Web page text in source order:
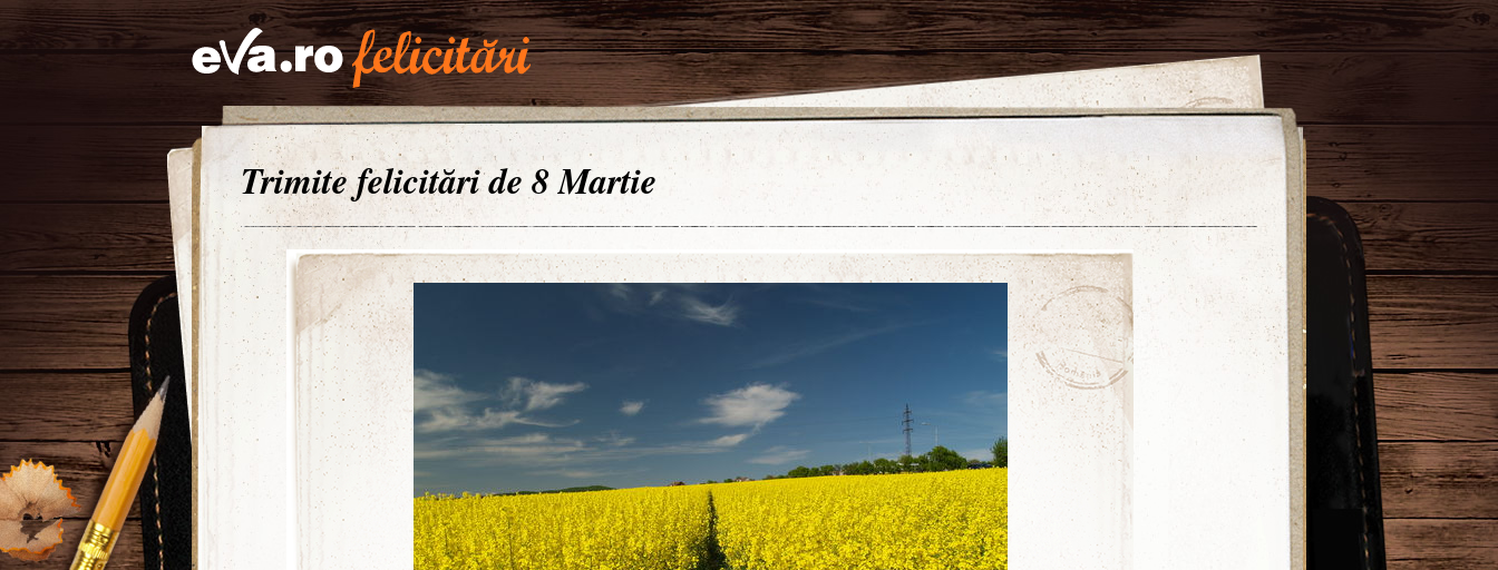
Trimite felicitări de 8 Martie